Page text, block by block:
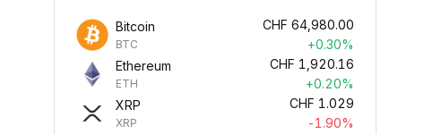
Bitcoin
BTC
CHF 64,980.00
+0.30%
Ethereum
ETH
CHF 1,920.16
+0.20%
XRP
XRP
CHF 1.029
-1.90%